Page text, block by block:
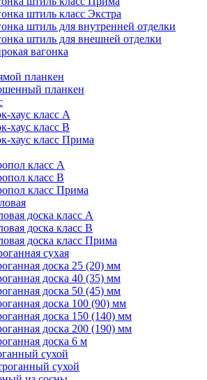
штиль класс Экстра
штиль для внутренней отделки
штиль для внешней отделки
вагонка
планкен
планкен
хаус класс А
хаус класс B
хаус класс Прима
класс А
класс B
класс Прима
доска класс А
доска класс B
доска класс Прима
сухая
доска 25 (20) мм
доска 40 (35) мм
доска 50 (45) мм
доска 100 (90) мм
доска 150 (140) мм
доска 200 (190) мм
доска 6 м
сухой
сухой